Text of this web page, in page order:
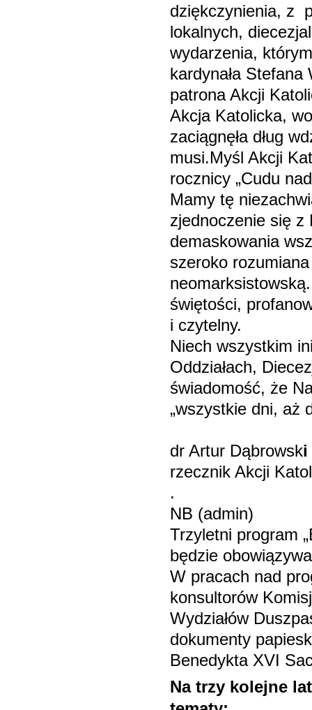
dziękczynienia, z
lokalnych,
wydarzenia,
kardynała
patrona Akcji
Akcja Katolicka,
zaciągnęła dług
musi.Myśl Akcji
rocznicy „Cudu nad
Mamy tę
zjednoczenie się z
demaskowania
szeroko
świętości,
i czytelny.
Niech wszystkim
Oddziałach,
świadomość, że
„wszystkie dni, aż
dr Artur Dąbrowski
rzecznik Akcji
.
NB (admin)
Trzyletni program
będzie
W pracach nad
konsultorów
Wydziałów
dokumenty
Benedykta XVI
Na trzy kolejne